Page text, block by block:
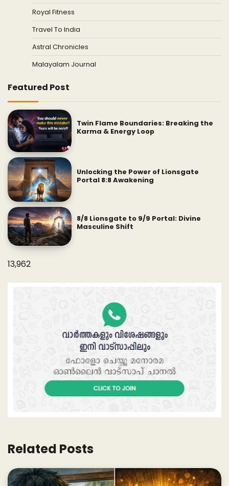
Royal Fitness
Travel To India
Astral Chronicles
Malayalam Journal
Featured Post
Twin Flame Boundaries: Breaking the
Karma & Energy Loop
Unlocking the Power of Lionsgate
Portal 8:8 Awakening
8/8 Lionsgate to 9/9 Portal: Divine
Masculine Shift
13,962
Related Posts